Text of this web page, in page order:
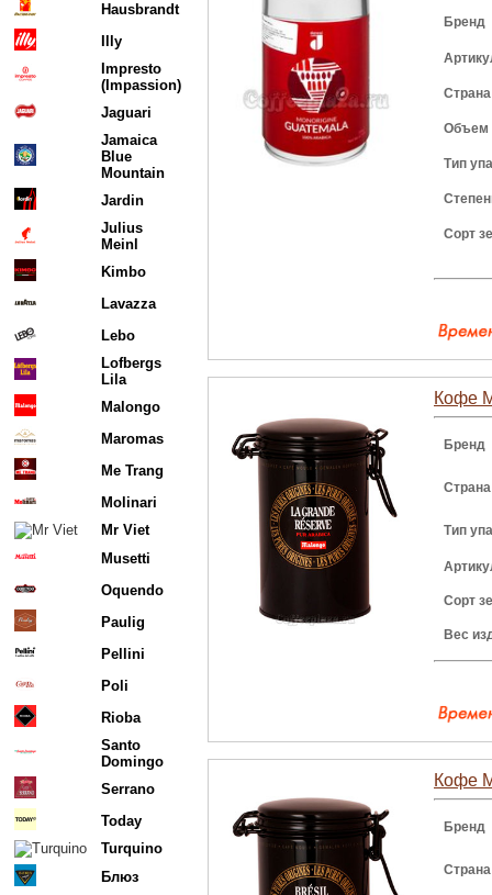
Hausbrandt
Illy
Impresto
(Impassion)
Jaguari
Jamaica
Blue
Mountain
Jardin
Julius
Meinl
Kimbo
Lavazza
Lebo
Lofbergs
Lila
Malongo
Maromas
Me Trang
Molinari
Mr Viet
Musetti
Oquendo
Paulig
Pellini
Poli
Rioba
Santo
Domingo
Serrano
Today
Turquino
Блюз
Бренд
Объем
Тип
Сорт
Кофе
Бренд
Тип
Сорт
Вес
Кофе
Бренд